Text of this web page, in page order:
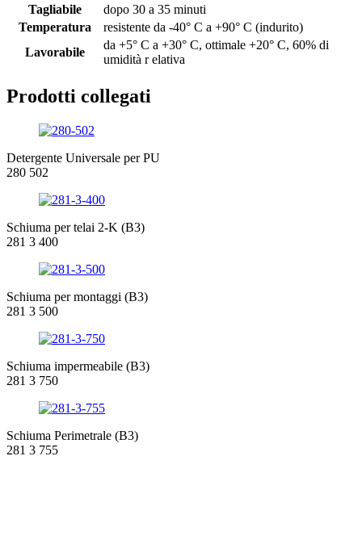
Tagliabile
dopo 30 a 35 minuti
Temperatura
resistente da -40° C a +90° C (indurito)
Lavorabile
da +5° C a +30° C, ottimale +20° C, 60% di
umidità r elativa
Prodotti collegati
Detergente Universale per PU
280 502
Schiuma per telai 2-K (B3)
281 3 400
Schiuma per montaggi (B3)
281 3 500
Schiuma impermeabile (B3)
281 3 750
Schiuma Perimetrale (B3)
281 3 755